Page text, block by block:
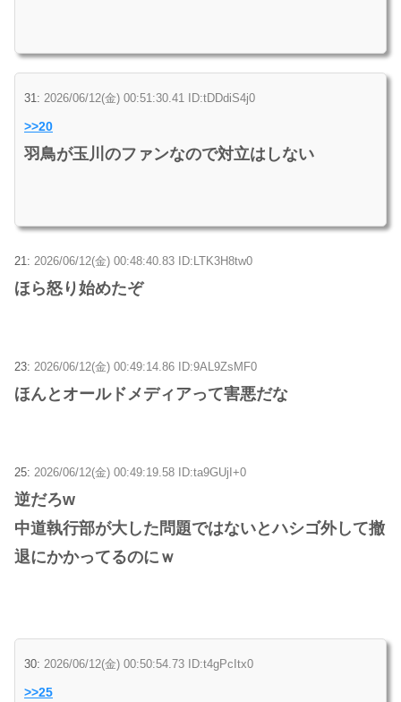
31: 2026/06/12(金) 00:51:30.41 ID:tDDdiS4j0
>>20
羽鳥が玉川のファンなので対立はしない
21: 2026/06/12(金) 00:48:40.83 ID:LTK3H8tw0
ほら怒り始めたぞ
23: 2026/06/12(金) 00:49:14.86 ID:9AL9ZsMF0
ほんとオールドメディアって害悪だな
25: 2026/06/12(金) 00:49:19.58 ID:ta9GUjI+0
逆だろw
中道執行部が大した問題ではないとハシゴ外して撤
退にかかってるのにｗ
30: 2026/06/12(金) 00:50:54.73 ID:t4gPcItx0
>>25